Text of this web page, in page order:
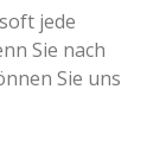
jede
Sie nach
Sie uns